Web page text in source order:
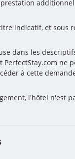
indicatif, et sous
dans les
ne
à cette
l'hôtel n'est